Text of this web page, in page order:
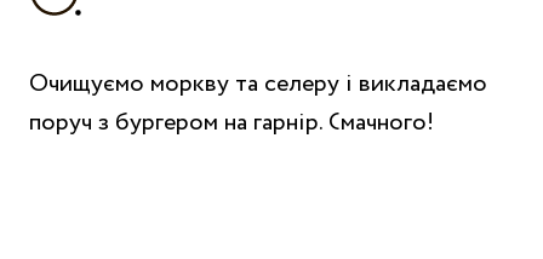
Очищуємо моркву та селеру і викладаємо
поруч з бургером на гарнір. Смачного!